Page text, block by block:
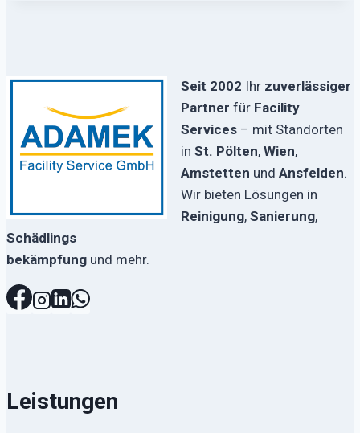
Seit 2002 Ihr zuverlässiger
Partner für Facility
Services – mit Standorten
in St. Pölten, Wien,
Amstetten und Ansfelden.
Wir bieten Lösungen in
Reinigung, Sanierung,
Schädlings
bekämpfung und mehr.
Leistungen